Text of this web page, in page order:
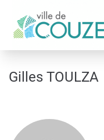
Gilles TOULZA